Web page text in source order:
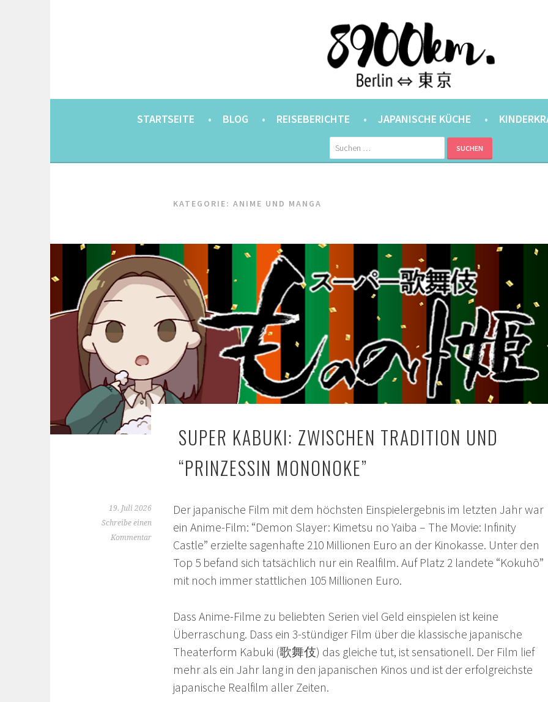
STARTSEITE BLOG REISEBERICHTE JAPANISCHE KÜCHE
Suchen
nach:
KATEGORIE: ANIME UND MANGA
SUPER KABUKI: ZWISCHEN TRADITION UND
“PRINZESSIN MONONOKE”
19. Juli 2026
Schreibe einen
Kommentar
Der japanische Film mit dem höchsten Einspielergebnis im letzten Jahr war
ein Anime-Film: “Demon Slayer: Kimetsu no Yaiba – The Movie: Infinity
Castle” erzielte sagenhafte 210 Millionen Euro an der Kinokasse. Unter den
Top 5 befand sich tatsächlich nur ein Realfilm. Auf Platz 2 landete “Kokuhō”
mit noch immer stattlichen 105 Millionen Euro.
Dass Anime-Filme zu beliebten Serien viel Geld einspielen ist keine
Überraschung. Dass ein 3-stündiger Film über die klassische japanische
Theaterform Kabuki (歌舞伎) das gleiche tut, ist sensationell. Der Film lief
mehr als ein Jahr lang in den japanischen Kinos und ist der erfolgreichste
japanische Realfilm aller Zeiten.